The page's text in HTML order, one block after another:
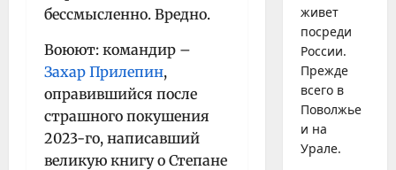
бессмысленно. Вредно.
Воюют: командир –
Захар Прилепин,
оправившийся после
страшного покушения
2023-го, написавший
великую книгу о Степане
живет
посреди
России.
Прежде
всего в
Поволжье
и на
Урале.